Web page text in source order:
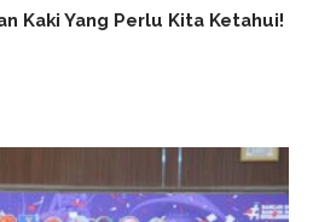
Kaki Yang Perlu Kita Ketahui!